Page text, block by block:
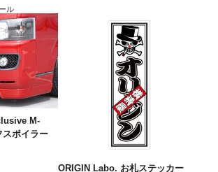
ル
M-
スポイラー
ORIGIN Labo. お札ステッカー